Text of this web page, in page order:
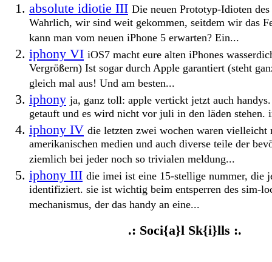
absolute idiotie III Die neuen Prototyp-Idioten
Wahrlich, wir sind weit gekommen, seitdem wir das
kann man vom neuen iPhone 5 erwarten? Ein...
iphony VI iOS7 macht eure alten iPhones
Vergrößern) Ist sogar durch Apple garantiert (steht
gleich mal aus! Und am besten...
iphony ja, ganz toll: apple vertickt jetzt auch
getauft und es wird nicht vor juli in den läden stehen.
iphony IV die letzten zwei wochen waren vielleicht
amerikanischen medien und auch diverse teile der
ziemlich bei jeder noch so trivialen meldung...
iphony III die imei ist eine 15-stellige nummer, die
identifiziert. sie ist wichtig beim entsperren des sim-
mechanismus, der das handy an eine...
.: Soci{a}l Sk{i}lls :.